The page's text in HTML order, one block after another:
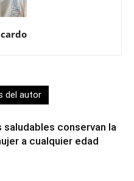
del autor
saludables conservan la
a cualquier edad